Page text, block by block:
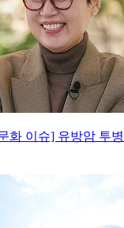
화 이슈] 유방암 투